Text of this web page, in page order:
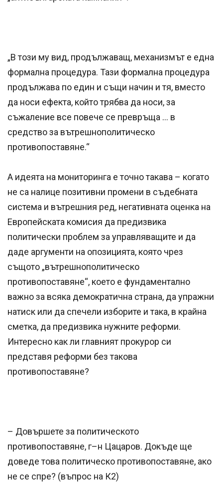
„В този му вид, продължаващ, механизмът е една
формална процедура. Тази формална процедура
продължава по един и същи начин и тя, вместо
да носи ефекта, който трябва да носи, за
съжаление все повече се превръща ... в
средство за вътрешнополитическо
противопоставяне.“
А идеята на мониторинга е точно такава – когато
не са налице позитивни промени в съдебната
система и вътрешния ред, негативната оценка на
Европейската комисия да предизвика
политически проблем за управляващите и да
даде аргументи на опозицията, която чрез
същото „вътрешнополитическо
противопоставяне“, което е фундаментално
важно за всяка демократична страна, да упражни
натиск или да спечели изборите и така, в крайна
сметка, да предизвика нужните реформи.
Интересно как ли главният прокурор си
представя реформи без такова
противопоставяне?
– Довършете за политическото
противопоставяне, г–н Цацаров. Докъде ще
доведе това политическо противопоставяне, ако
не се спре? (въпрос на К2)